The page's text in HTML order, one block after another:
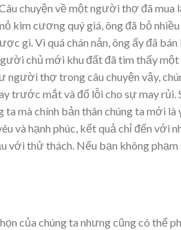
chuyện về một người thợ đã mua
kim cương quý giá, ông đã bỏ
gì. Vì quá chán nản, ông ấy đã
chủ mới khu đất đã tìm thấy
người thợ trong câu chuyện vậy,
trước mắt và đổ lỗi cho sự may rủi.
ta mà chính bản thân chúng ta mới
và hạnh phúc, kết quả chỉ đến với
với thử thách. Nếu bạn không phạm
của chúng ta nhưng cũng có thể